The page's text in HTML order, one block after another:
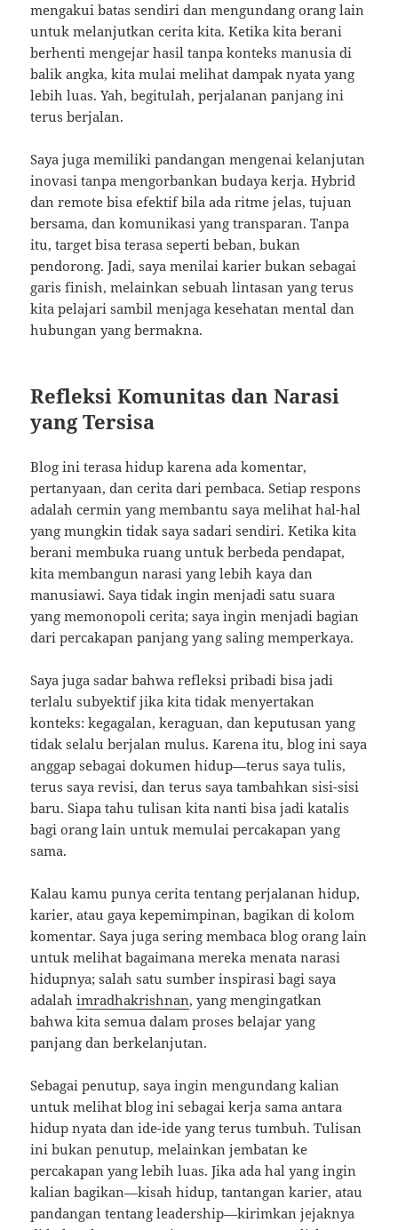
mengakui batas sendiri dan mengundang orang lain
untuk melanjutkan cerita kita. Ketika kita berani
berhenti mengejar hasil tanpa konteks manusia di
balik angka, kita mulai melihat dampak nyata yang
lebih luas. Yah, begitulah, perjalanan panjang ini
terus berjalan.
Saya juga memiliki pandangan mengenai kelanjutan
inovasi tanpa mengorbankan budaya kerja. Hybrid
dan remote bisa efektif bila ada ritme jelas, tujuan
bersama, dan komunikasi yang transparan. Tanpa
itu, target bisa terasa seperti beban, bukan
pendorong. Jadi, saya menilai karier bukan sebagai
garis finish, melainkan sebuah lintasan yang terus
kita pelajari sambil menjaga kesehatan mental dan
hubungan yang bermakna.
Refleksi Komunitas dan Narasi
yang Tersisa
Blog ini terasa hidup karena ada komentar,
pertanyaan, dan cerita dari pembaca. Setiap respons
adalah cermin yang membantu saya melihat hal-hal
yang mungkin tidak saya sadari sendiri. Ketika kita
berani membuka ruang untuk berbeda pendapat,
kita membangun narasi yang lebih kaya dan
manusiawi. Saya tidak ingin menjadi satu suara
yang memonopoli cerita; saya ingin menjadi bagian
dari percakapan panjang yang saling memperkaya.
Saya juga sadar bahwa refleksi pribadi bisa jadi
terlalu subyektif jika kita tidak menyertakan
konteks: kegagalan, keraguan, dan keputusan yang
tidak selalu berjalan mulus. Karena itu, blog ini saya
anggap sebagai dokumen hidup—terus saya tulis,
terus saya revisi, dan terus saya tambahkan sisi-sisi
baru. Siapa tahu tulisan kita nanti bisa jadi katalis
bagi orang lain untuk memulai percakapan yang
sama.
Kalau kamu punya cerita tentang perjalanan hidup,
karier, atau gaya kepemimpinan, bagikan di kolom
komentar. Saya juga sering membaca blog orang lain
untuk melihat bagaimana mereka menata narasi
hidupnya; salah satu sumber inspirasi bagi saya
adalahimradhakrishnan, yang mengingatkan
bahwa kita semua dalam proses belajar yang
panjang dan berkelanjutan.
Sebagai penutup, saya ingin mengundang kalian
untuk melihat blog ini sebagai kerja sama antara
hidup nyata dan ide-ide yang terus tumbuh. Tulisan
ini bukan penutup, melainkan jembatan ke
percakapan yang lebih luas. Jika ada hal yang ingin
kalian bagikan—kisah hidup, tantangan karier, atau
pandangan tentang leadership—kirimkan jejaknya